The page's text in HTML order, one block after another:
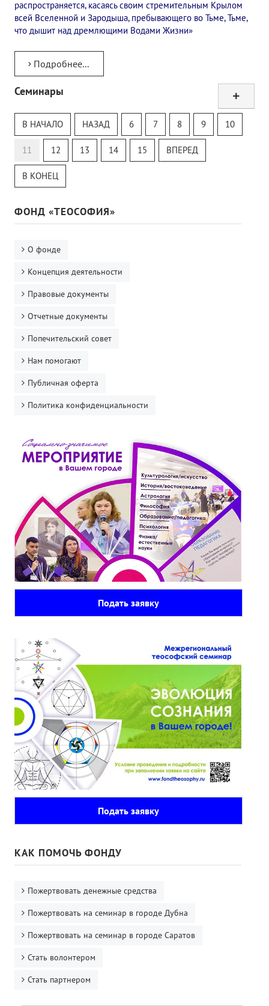
распространяется, касаясь своим стремительным Крылом
всей Вселенной и Зародыша, пребывающего во Тьме, Тьме,
что дышит над дремлющими Водами Жизни»
Подробнее...
Семинары
Теософский Квизи
Тайная Доктрина
Онлайн-класс
В НАЧАЛО НАЗАД 6 7 8 9 10
11 12 13 14 15 ВПЕРЕД
В КОНЕЦ
ФОНД «ТЕОСОФИЯ»
О фонде
Концепция деятельности
Правовые документы
Отчетные документы
Попечительский совет
Нам помогают
Публичная оферта
Политика конфиденциальности
Подать заявку
Подать заявку
КАК ПОМОЧЬ ФОНДУ
Пожертвовать денежные средства
Пожертвовать на семинар в городе Дубна
Пожертвовать на семинар в городе Саратов
Стать волонтером
Стать партнером